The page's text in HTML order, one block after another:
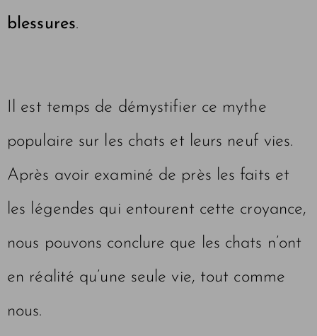
blessures.
Il est temps de démystifier ce mythe
populaire sur les chats et leurs neuf vies.
Après avoir examiné de près les faits et
les légendes qui entourent cette croyance,
nous pouvons conclure que les chats n’ont
en réalité qu’une seule vie, tout comme
nous.